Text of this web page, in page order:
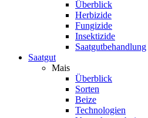
Überblick
Herbizide
Fungizide
Insektizide
Saatgutbehandlung
Saatgut
Mais
Überblick
Sorten
Beize
Technologien